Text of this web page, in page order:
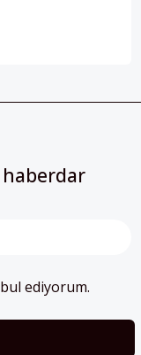
ediyorum.